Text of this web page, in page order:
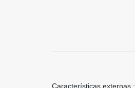
Características externas :